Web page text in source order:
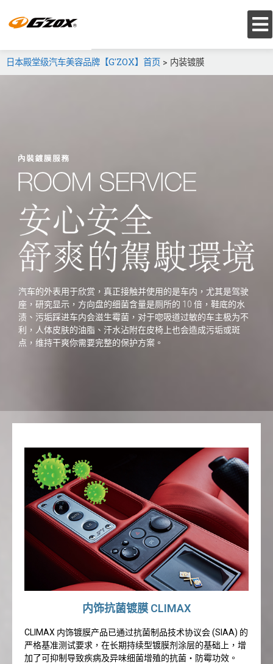
日本殿堂级汽车美容品牌【G'ZOX】首页 > 内装镀膜
汽车的外表用于欣赏，真正接触并使用的是车内，尤其是驾驶
座，研究显示，方向盘的细菌含量是厕所的 10 倍，鞋底的水
渍、污垢踩进车内会滋生霉菌，对于唿吸道过敏的车主极为不
利，人体皮肤的油脂、汗水沾附在皮椅上也会造成污垢或斑
点，维持干爽你需要完整的保护方案。
内饰抗菌镀膜 CLIMAX
CLIMAX 内饰镀膜产品已通过抗菌制品技术协议会 (SIAA) 的
严格基准测试要求，在长期持续型镀膜剂涂层的基础上，增
加了可抑制导致疾病及异味细菌增殖的抗菌・防霉功效。